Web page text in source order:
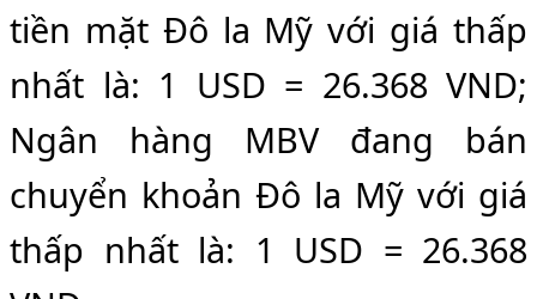
tiền mặt Đô la Mỹ với giá thấp
nhất là: 1 USD = 26.368 VND;
Ngân hàng MBV đang bán
chuyển khoản Đô la Mỹ với giá
thấp nhất là: 1 USD = 26.368